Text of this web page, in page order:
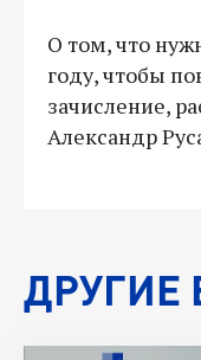
О том, что
году, чтобы
зачисление,
Александр
ДРУГИЕ